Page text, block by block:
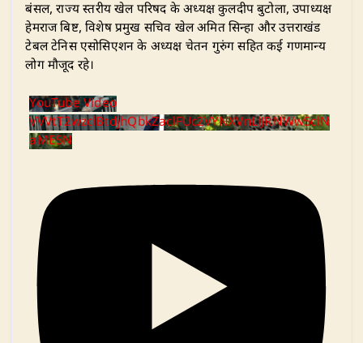
बंसल, राज्य स्तरीय खेल परिषद के अध्यक्ष कुलदीप बुटोला, उपाध्यक्ष
हेमराज बिष्ट, विशेष प्रमुख सचिव खेल अमित सिन्हा और उत्तराखंड
टेबल टेनिस एसोसिएशन के अध्यक्ष चेतन गुरुंग सहित कई गणमान्य
लोग मौजूद रहे।
YouTube Video
VVVtT2wzclBtdjhQbkZaclFUc2VYNXVnLlJRNWw5clN
aME5N